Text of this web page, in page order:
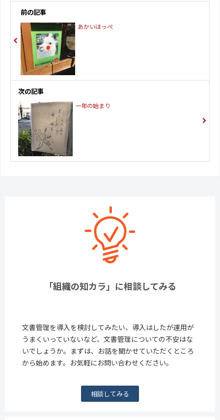
前の記事
あかいほっぺ
次の記事
一年の始まり
「組織の知カラ」に相談してみる
文書管理を導入を検討してみたい、導入はしたが運用が
うまくいっていないなど、文書管理についての不安はな
いでしょうか。まずは、お話を聞かせていただくところ
から始めます。お気軽にお問い合わせください。
相談してみる